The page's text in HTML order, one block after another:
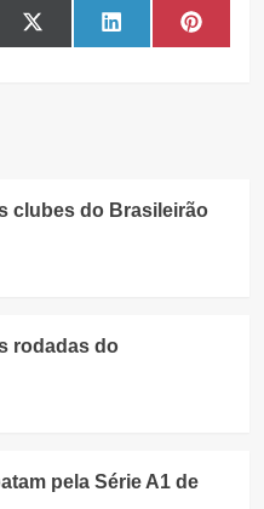
Share
on
X
(Twitter)
Share
on
LinkedIn Share
on
clubes do Brasileirão
rodadas do
pela Série A1 de